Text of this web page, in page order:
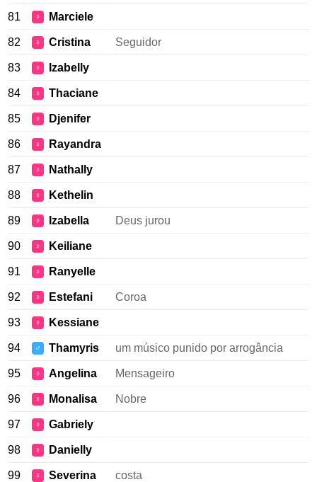
81 ♀ Marciele
82 ♀ Cristina Seguidor
83 ♀ Izabelly
84 ♀ Thaciane
85 ♀ Djenifer
86 ♀ Rayandra
87 ♀ Nathally
88 ♀ Kethelin
89 ♀ Izabella Deus jurou
90 ♀ Keiliane
91 ♀ Ranyelle
92 ♀ Estefani Coroa
93 ♀ Kessiane
94 ♂ Thamyris um músico punido por arrogância
95 ♀ Angelina Mensageiro
96 ♀ Monalisa Nobre
97 ♀ Gabriely
98 ♀ Danielly
99 ♀ Severina costa